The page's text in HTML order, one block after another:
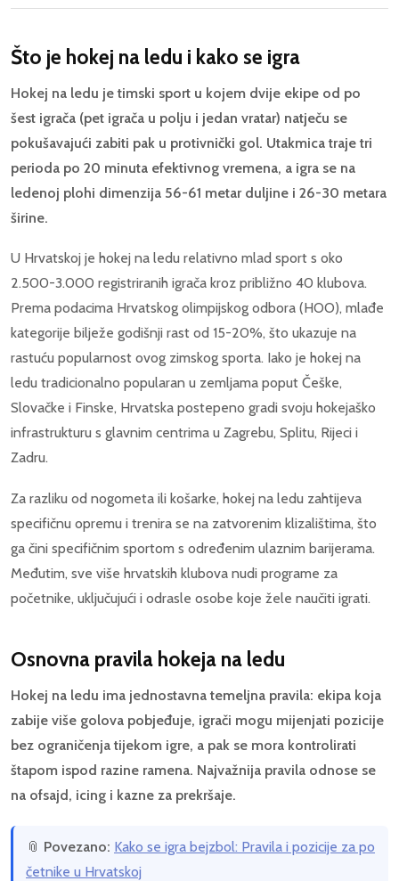
Što je hokej na ledu i kako se igra
Hokej na ledu je timski sport u kojem dvije ekipe od po
šest igrača (pet igrača u polju i jedan vratar) natječu se
pokušavajući zabiti pak u protivnički gol. Utakmica traje tri
perioda po 20 minuta efektivnog vremena, a igra se na
ledenoj plohi dimenzija 56-61 metar duljine i 26-30 metara
širine.
U Hrvatskoj je hokej na ledu relativno mlad sport s oko
2.500-3.000 registriranih igrača kroz približno 40 klubova.
Prema podacima Hrvatskog olimpijskog odbora (HOO), mlađe
kategorije bilježe godišnji rast od 15-20%, što ukazuje na
rastuću popularnost ovog zimskog sporta. Iako je hokej na
ledu tradicionalno popularan u zemljama poput Češke,
Slovačke i Finske, Hrvatska postepeno gradi svoju hokejaško
infrastrukturu s glavnim centrima u Zagrebu, Splitu, Rijeci i
Zadru.
Za razliku od nogometa ili košarke, hokej na ledu zahtijeva
specifičnu opremu i trenira se na zatvorenim klizalištima, što
ga čini specifičnim sportom s određenim ulaznim barijerama.
Međutim, sve više hrvatskih klubova nudi programe za
početnike, uključujući i odrasle osobe koje žele naučiti igrati.
Osnovna pravila hokeja na ledu
Hokej na ledu ima jednostavna temeljna pravila: ekipa koja
zabije više golova pobjeđuje, igrači mogu mijenjati pozicije
bez ograničenja tijekom igre, a pak se mora kontrolirati
štapom ispod razine ramena. Najvažnija pravila odnose se
na ofsajd, icing i kazne za prekršaje.
📎 Povezano: Kako se igra bejzbol: Pravila i pozicije za po
četnike u Hrvatskoj